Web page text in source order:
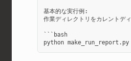
基本的な実行例:
作業ディレクトリをカレント
```bash